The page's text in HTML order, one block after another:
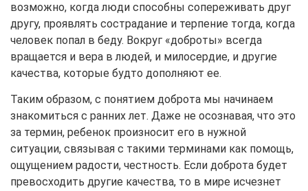
возможно, когда люди способны сопереживать друг
другу, проявлять сострадание и терпение тогда, когда
человек попал в беду. Вокруг «доброты» всегда
вращается и вера в людей, и милосердие, и другие
качества, которые будто дополняют ее.
Таким образом, с понятием доброта мы начинаем
знакомиться с ранних лет. Даже не осознавая, что это
за термин, ребенок произносит его в нужной
ситуации, связывая с такими терминами как помощь,
ощущением радости, честность. Если доброта будет
превосходить другие качества, то в мире исчезнет